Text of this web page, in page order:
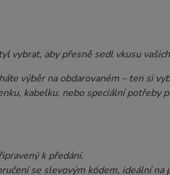
vybrat, aby přesně sedl vkusu
výběr na obdarovaném – ten si
kabelku, nebo speciální potřeby
k předání.
se slevovým kódem, ideální na